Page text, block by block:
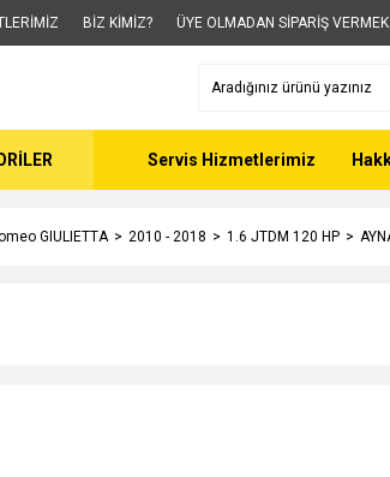
BİZ KİMİZ? ÜYE OLMADAN SİPARİŞ
Servis Hizmetlerimiz
GIULIETTA 2010 - 2018 1.6 JTDM 120 HP